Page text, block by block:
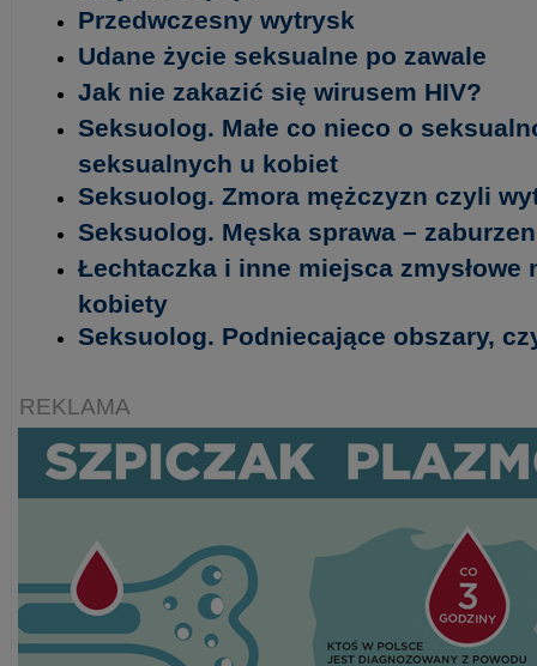
Przedwczesny wytrysk
Udane życie seksualne po zawale
Jak nie zakazić się wirusem HIV?
Seksuolog. Małe co nieco o
seksualnych u kobiet
Seksuolog. Zmora mężczyzn czyli
Seksuolog. Męska sprawa –
Łechtaczka i inne miejsca zmysłowe
kobiety
Seksuolog. Podniecające obszary,
REKLAMA